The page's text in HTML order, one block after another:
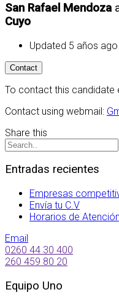
San Rafael Mendoza
Cuyo
Updated 5 años ago
To contact this candidate
Contact using webmail:
Share this
Entradas recientes
Empresas
Envía tu C.V
Horarios de Atención
Email
0260 44 30 400
260 459 80 20
Equipo Uno